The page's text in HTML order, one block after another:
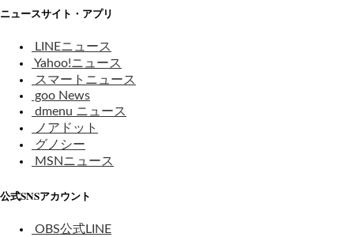
ニュースサイト・アプリ
LINEニュース
Yahoo!ニュース
スマートニュース
goo News
dmenu ニュース
ノアドット
グノシー
MSNニュース
公式SNSアカウント
OBS公式LINE